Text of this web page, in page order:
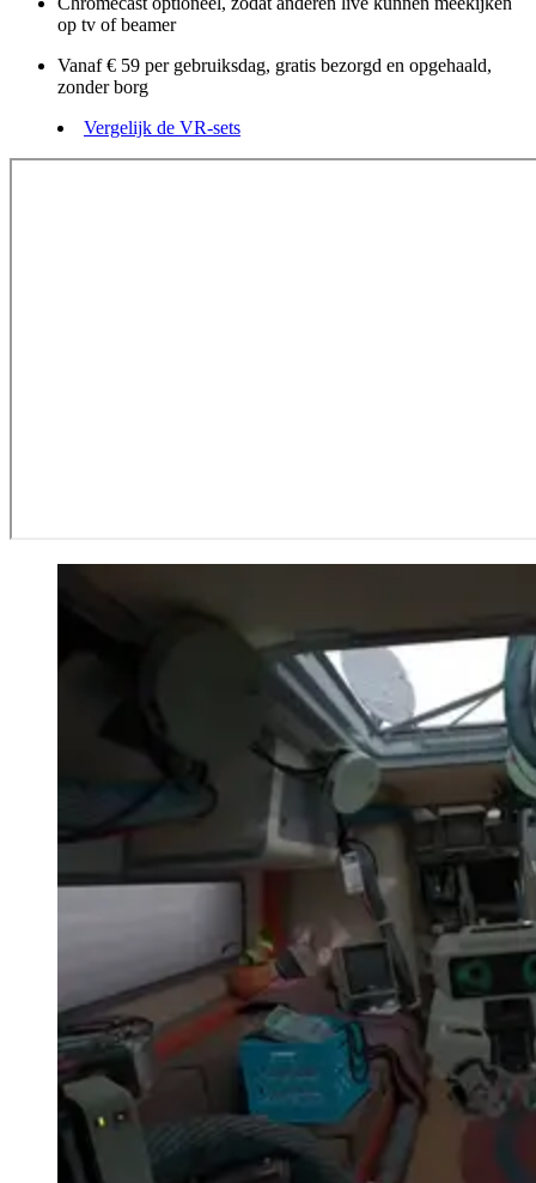
op tv of beamer
Vanaf € 59 per gebruiksdag, gratis bezorgd en opgehaald,
zonder borg
Vergelijk de VR-sets